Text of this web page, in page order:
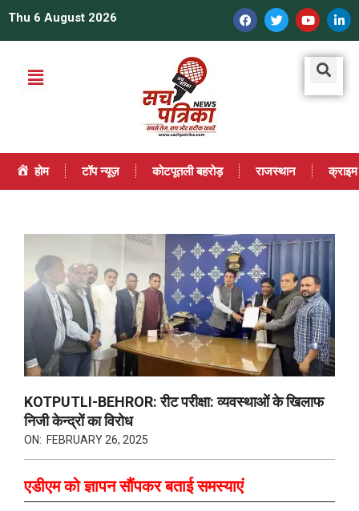
Thu 6 August 2026
होम टॉप न्यूज़ कोटपूतली बहरोड़ राजस्थान क्राइम
KOTPUTLI-BEHROR: रीट परीक्षा: व्यवस्थाओं के खिलाफ
निजी केन्द्रों का विरोध
ON: FEBRUARY 26, 2025
एडीएम को ज्ञापन सौंपकर बताई समस्याएं